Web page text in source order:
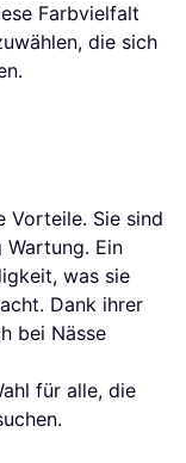
Farbvielfalt
die sich
Vorteile. Sie sind
Ein
was sie
Dank ihrer
bei Nässe
für alle, die